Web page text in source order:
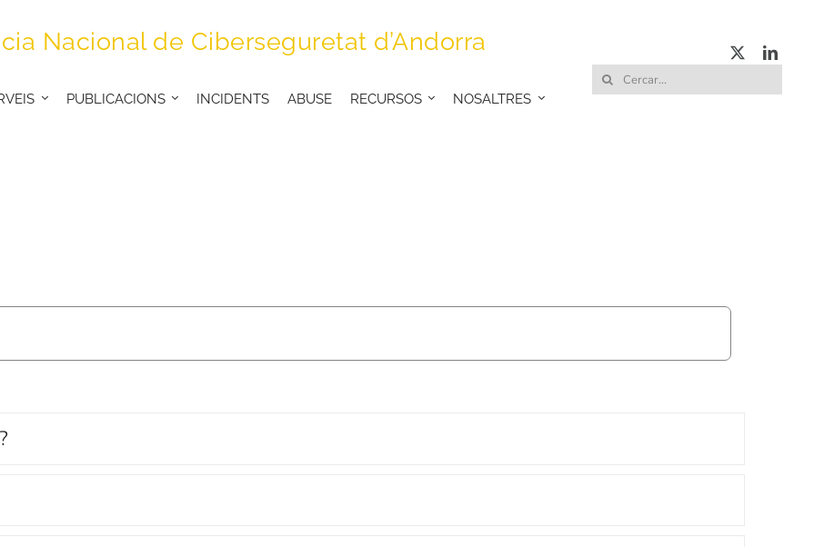
Nacional de Ciberseguretat d’Andorra
PUBLICACIONS INCIDENTS ABUSE RECURSOS NOSALTRES
Cerca